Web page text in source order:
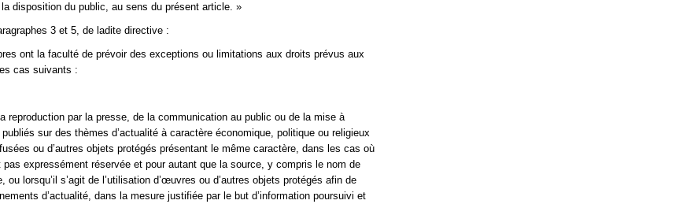
disposition du public, au sens du présent article. »
3 et 5, de ladite directive :
ont la faculté de prévoir des exceptions ou limitations aux droits prévus aux
cas suivants :
reproduction par la presse, de la communication au public ou de la mise à
sur des thèmes d’actualité à caractère économique, politique ou religieux
ou d’autres objets protégés présentant le même caractère, dans les cas où
pas expressément réservée et pour autant que la source, y compris le nom de
ou lorsqu’il s’agit de l’utilisation d’œuvres ou d’autres objets protégés afin de
d’actualité, dans la mesure justifiée par le but d’information poursuivi et